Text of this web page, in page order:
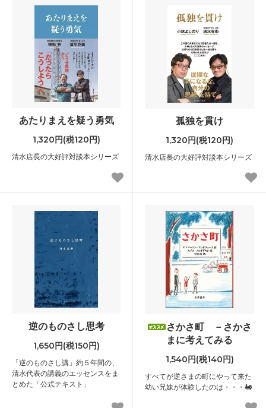
あたりまえを疑う勇気
1,320円(税120円)
清水店長の大好評対談本シリーズ
孤独を貫け
1,320円(税120円)
清水店長の大好評対談本シリーズ
逆のものさし思考
1,650円(税150円)
「逆のものさし講」約５年間の、
清水代表の講義のエッセンスをま
とめた「公式テキスト」
さかさ町 －さかさ
まに考えてみる
1,540円(税140円)
すべてが逆さまの町にやって来た
幼い兄妹が体験したのは・・・🚂